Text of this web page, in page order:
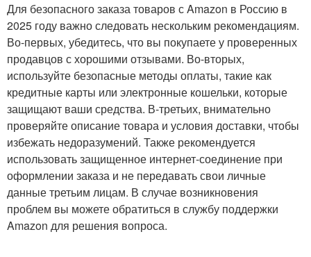
Для безопасного заказа товаров с Amazon в Россию в
2025 году важно следовать нескольким рекомендациям.
Во-первых, убедитесь, что вы покупаете у проверенных
продавцов с хорошими отзывами. Во-вторых,
используйте безопасные методы оплаты, такие как
кредитные карты или электронные кошельки, которые
защищают ваши средства. В-третьих, внимательно
проверяйте описание товара и условия доставки, чтобы
избежать недоразумений. Также рекомендуется
использовать защищенное интернет-соединение при
оформлении заказа и не передавать свои личные
данные третьим лицам. В случае возникновения
проблем вы можете обратиться в службу поддержки
Amazon для решения вопроса.